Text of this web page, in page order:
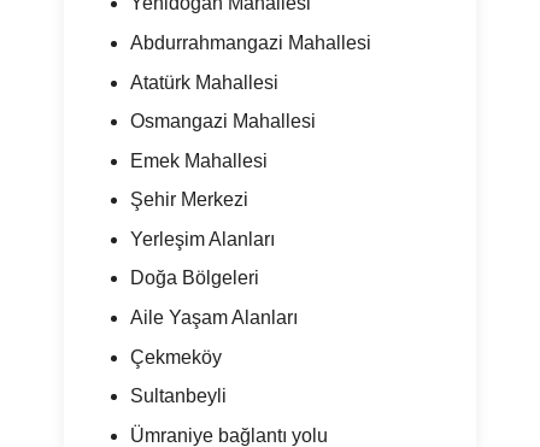
Abdurrahmangazi Mahallesi
Atatürk Mahallesi
Osmangazi Mahallesi
Emek Mahallesi
Şehir Merkezi
Yerleşim Alanları
Doğa Bölgeleri
Aile Yaşam Alanları
Çekmeköy
Sultanbeyli
Ümraniye bağlantı yolu